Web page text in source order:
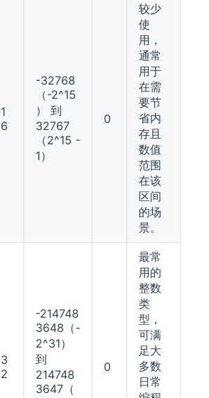
1
6
-32768
（-2^15
） 到
32767
（2^15 -
1）
0
较少
使
用，
通常
用于
在需
要节
省内
存且
数值
范围
在该
区间
的场
景。
3
2
-214748
3648（-
2^31）
到
214748
3647（
0
最常
用的
整数
类
型，
可满
足大
多数
日常